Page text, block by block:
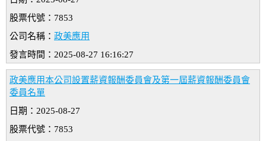
股票代號：7853
公司名稱： 政美應用
發言時間：2025-08-27 16:16:27
政美應用本公司設置薪資報酬委員會及第一屆薪資報酬委員會
委員名單
日期：2025-08-27
股票代號：7853